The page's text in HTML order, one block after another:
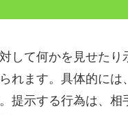
して何かを見せた
れます。具体的に
提示する行為は、